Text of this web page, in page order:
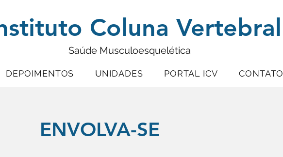
Coluna Vertebral
Saúde Musculoesquelética
DEPOIMENTOS UNIDADES PORTAL ICV CONTATO
ENVOLVA-SE